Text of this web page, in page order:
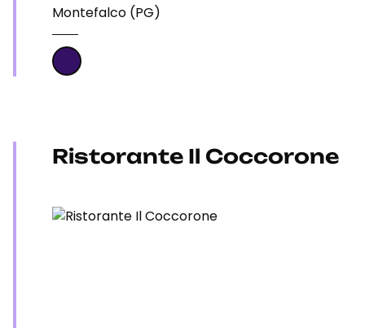
Montefalco (PG)
Ristorante Il Coccorone